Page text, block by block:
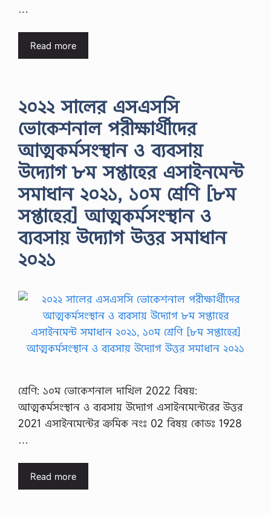
…
Read more
২০২২ সালের এসএসসি
ভোকেশনাল পরীক্ষার্থীদের
আত্মকর্মসংস্থান ও ব্যবসায়
উদ্যোগ ৮ম সপ্তাহের এসাইনমেন্ট
সমাধান ২০২১, ১০ম শ্রেণি [৮ম
সপ্তাহের] আত্মকর্মসংস্থান ও
ব্যবসায় উদ্যোগ উত্তর সমাধান
২০২১
শ্রেণি: ১০ম ভোকেশনাল দাখিল 2022 বিষয়:
আত্মকর্মসংস্থান ও ব্যবসায় উদ্যোগ এসাইনমেন্টেরের উত্তর
2021 এসাইনমেন্টের ক্রমিক নংঃ 02 বিষয় কোডঃ 1928
…
Read more